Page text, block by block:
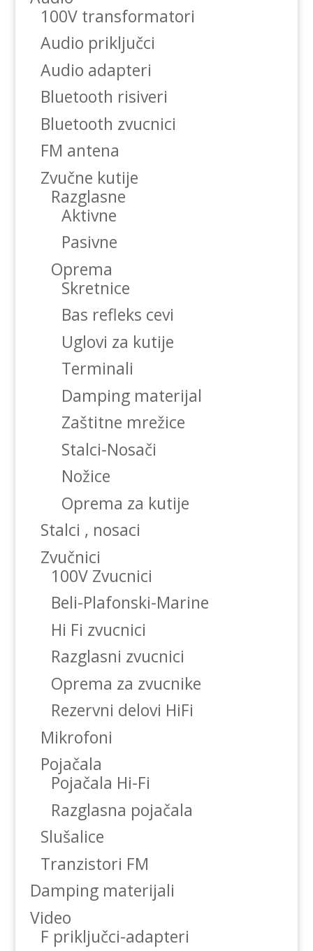
100V transformatori
Audio priključci
Audio adapteri
Bluetooth risiveri
Bluetooth zvucnici
FM antena
Zvučne kutije
Razglasne
Aktivne
Pasivne
Oprema
Skretnice
Bas refleks cevi
Uglovi za kutije
Terminali
Damping materijal
Zaštitne mrežice
Stalci-Nosači
Nožice
Oprema za kutije
Stalci , nosaci
Zvučnici
100V Zvucnici
Beli-Plafonski-Marine
Hi Fi zvucnici
Razglasni zvucnici
Oprema za zvucnike
Rezervni delovi HiFi
Mikrofoni
Pojačala
Pojačala Hi-Fi
Razglasna pojačala
Slušalice
Tranzistori FM
Damping materijali
Video
F priključci-adapteri